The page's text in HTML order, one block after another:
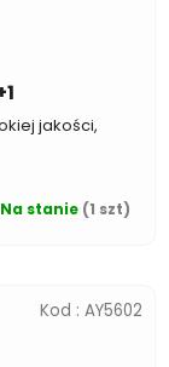
Na stanie (1 szt)
jakości,
Kod : AY5602